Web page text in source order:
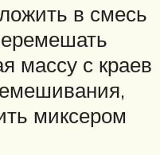
в смесь
массу с краев
миксером